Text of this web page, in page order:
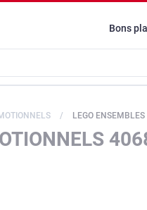
Bons
LEGO ENSEMBLES